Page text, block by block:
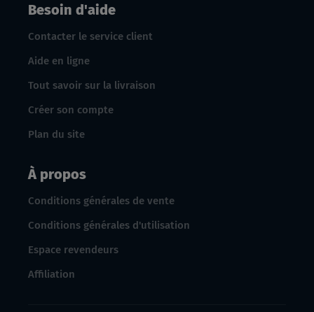
Besoin d'aide
Contacter le service client
Aide en ligne
Tout savoir sur la livraison
Créer son compte
Plan du site
À propos
Conditions générales de vente
Conditions générales d'utilisation
Espace revendeurs
Affiliation